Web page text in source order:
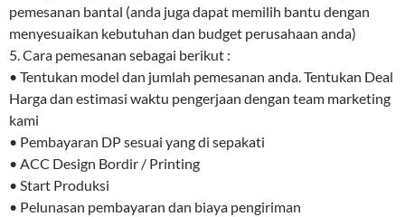
pemesanan bantal (anda juga dapat memilih bantu dengan
menyesuaikan kebutuhan dan budget perusahaan anda)
5. Cara pemesanan sebagai berikut :
• Tentukan model dan jumlah pemesanan anda. Tentukan Deal
Harga dan estimasi waktu pengerjaan dengan team marketing
kami
• Pembayaran DP sesuai yang di sepakati
• ACC Design Bordir / Printing
• Start Produksi
• Pelunasan pembayaran dan biaya pengiriman